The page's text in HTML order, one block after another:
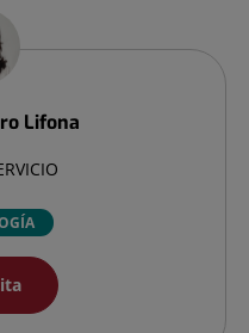
Lifona